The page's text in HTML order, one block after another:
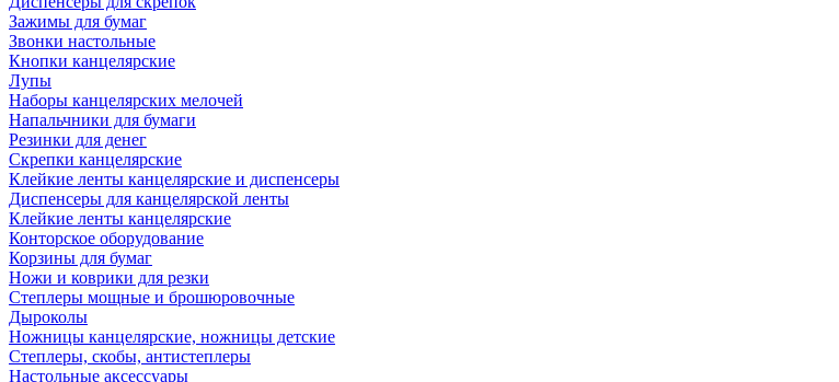
Зажимы для бумаг
Звонки настольные
Кнопки канцелярские
Лупы
Наборы канцелярских мелочей
Напальчники для бумаги
Резинки для денег
Скрепки канцелярские
Клейкие ленты канцелярские и диспенсеры
Диспенсеры для канцелярской ленты
Клейкие ленты канцелярские
Конторское оборудование
Корзины для бумаг
Ножи и коврики для резки
Степлеры мощные и брошюровочные
Дыроколы
Ножницы канцелярские, ножницы детские
Степлеры, скобы, антистеплеры
Настольные аксессуары